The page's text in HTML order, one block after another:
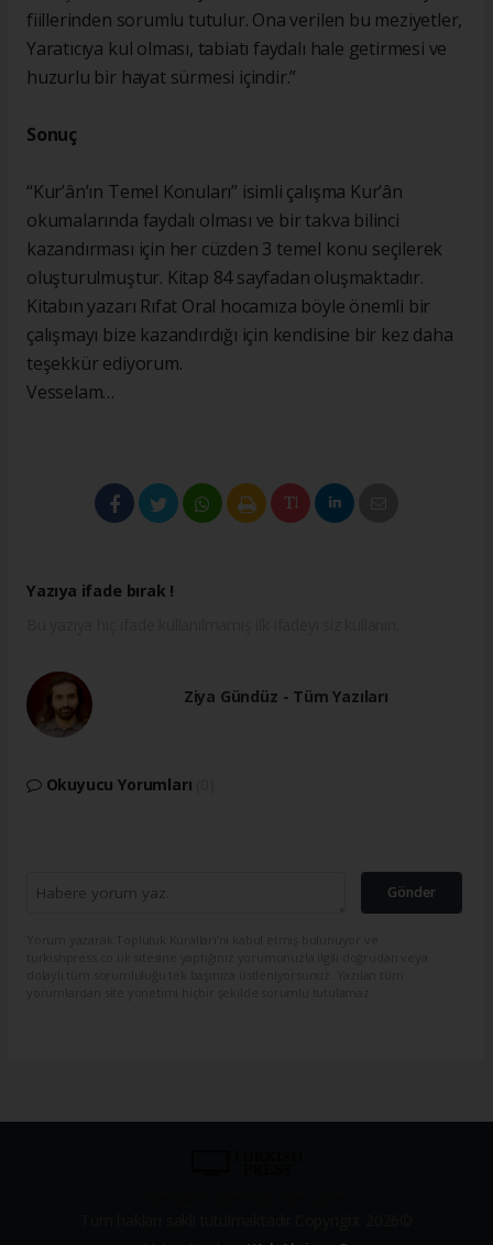
fiillerinden sorumlu tutulur. Ona verilen bu meziyetler,
Yaratıcıya kul olması, tabiatı faydalı hale getirmesi ve
huzurlu bir hayat sürmesi içindir.”
Sonuç
“Kur’ân’ın Temel Konuları” isimli çalışma Kur’ân
okumalarında faydalı olması ve bir takva bilinci
kazandırması için her cüzden 3 temel konu seçilerek
oluşturulmuştur. Kitap 84 sayfadan oluşmaktadır.
Kitabın yazarı Rıfat Oral hocamıza böyle önemli bir
çalışmayı bize kazandırdığı için kendisine bir kez daha
teşekkür ediyorum.
Vesselam…
Yazıya ifade bırak !
Ziya Gündüz - Tüm Yazıları
Okuyucu Yorumları
Gönder